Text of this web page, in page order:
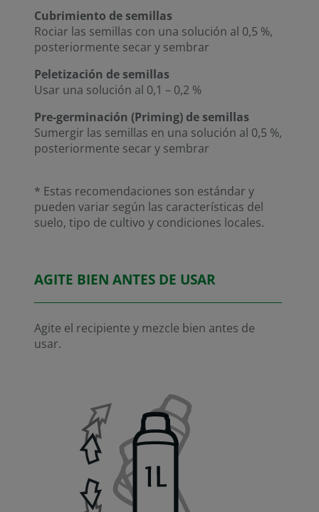
Cubrimiento de semillas
Rociar las semillas con una solución al 0,5 %,
posteriormente secar y sembrar
Peletización de semillas
Usar una solución al 0,1 – 0,2 %
Pre-germinación (Priming) de semillas
Sumergir las semillas en una solución al 0,5 %,
posteriormente secar y sembrar
* Estas recomendaciones son estándar y
pueden variar según las características del
suelo, tipo de cultivo y condiciones locales.
AGITE BIEN ANTES DE USAR
Agite el recipiente y mezcle bien antes de
usar.